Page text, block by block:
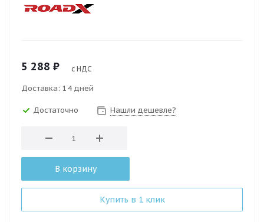
5 288 ₽ с НДС
Доставка: 14 дней
Достаточно Нашли дешевле?
В корзину
Купить в 1 клик